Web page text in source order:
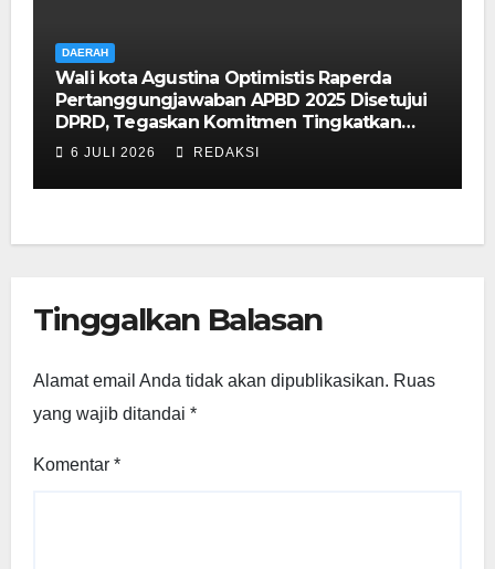
DAERAH
Wali kota Agustina Optimistis Raperda
Pertanggungjawaban APBD 2025 Disetujui
DPRD, Tegaskan Komitmen Tingkatkan
Tata Kelola Pemerintahan
6 JULI 2026 REDAKSI
Tinggalkan Balasan
Alamat email Anda tidak akan dipublikasikan. Ruas
yang wajib ditandai *
Komentar *